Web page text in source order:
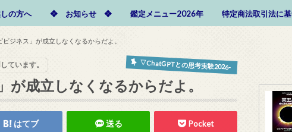
の方へ ❖ お知らせ ❖ 鑑定メニュー2026年 特定商法取引法に
ジネス」が成立しなくなるからだよ。
▽ChatGPTとの思考実験2026-
ています。
成立しなくなるからだよ。
はてブ 送る Pocket